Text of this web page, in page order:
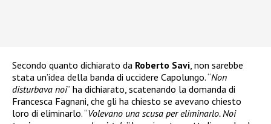
Secondo quanto dichiarato da Roberto Savi , non sarebbe
stata un’idea della banda di uccidere Capolungo. “Non
disturbava noi” ha dichiarato, scatenando la domanda di
Francesca Fagnani, che gli ha chiesto se avevano chiesto
loro di eliminarlo. “Volevano una scusa per eliminarlo. Noi